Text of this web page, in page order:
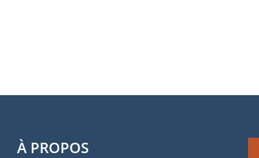
À PROPOS